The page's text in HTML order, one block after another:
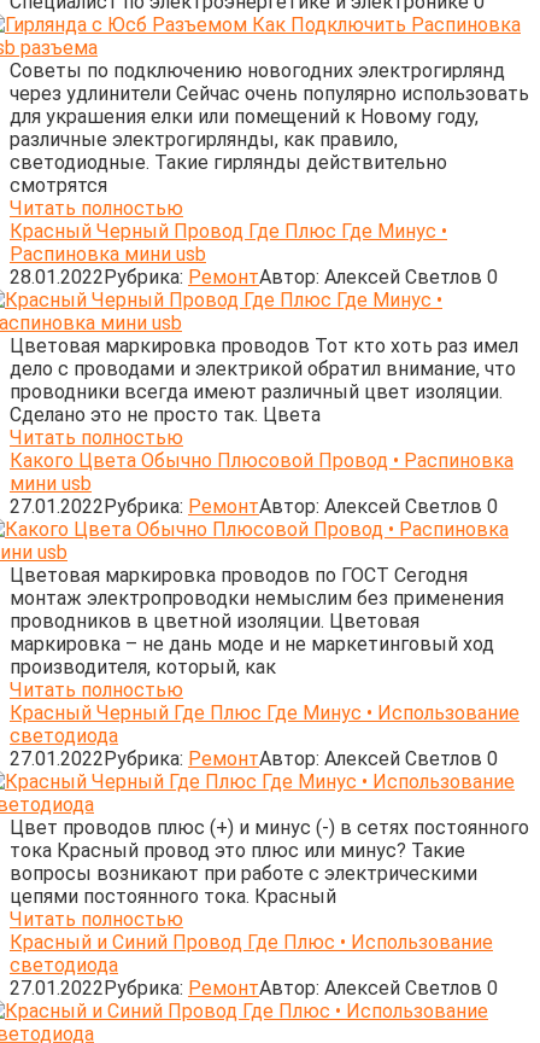
Советы по подключению новогодних электрогирлянд
через удлинители Сейчас очень популярно использовать
для украшения елки или помещений к Новому году,
различные электрогирлянды, как правило,
светодиодные. Такие гирлянды действительно
смотрятся
Читать полностью
Красный Черный Провод Где Плюс Где Минус •
Распиновка мини usb
28.01.2022Рубрика: РемонтАвтор: Алексей Светлов 0
Цветовая маркировка проводов Тот кто хоть раз имел
дело с проводами и электрикой обратил внимание, что
проводники всегда имеют различный цвет изоляции.
Сделано это не просто так. Цвета
Читать полностью
Какого Цвета Обычно Плюсовой Провод • Распиновка
мини usb
27.01.2022Рубрика: РемонтАвтор: Алексей Светлов 0
Цветовая маркировка проводов по ГОСТ Сегодня
монтаж электропроводки немыслим без применения
проводников в цветной изоляции. Цветовая
маркировка – не дань моде и не маркетинговый ход
производителя, который, как
Читать полностью
Красный Черный Где Плюс Где Минус • Использование
светодиода
27.01.2022Рубрика: РемонтАвтор: Алексей Светлов 0
Цвет проводов плюс (+) и минус (-) в сетях постоянного
тока Красный провод это плюс или минус? Такие
вопросы возникают при работе с электрическими
цепями постоянного тока. Красный
Читать полностью
Красный и Синий Провод Где Плюс • Использование
светодиода
27.01.2022Рубрика: РемонтАвтор: Алексей Светлов 0